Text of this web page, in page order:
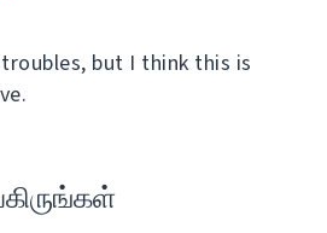
but I think this is